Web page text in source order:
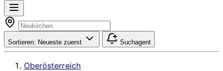
Sortieren: Neueste zuerst Suchagent
Oberösterreich